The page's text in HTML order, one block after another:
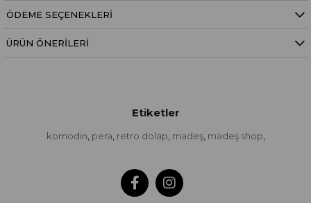
ÖDEME SEÇENEKLERI
ÜRÜN ÖNERILERI
Etiketler
komodin, pera, retro dolap, madeş, madeş shop,